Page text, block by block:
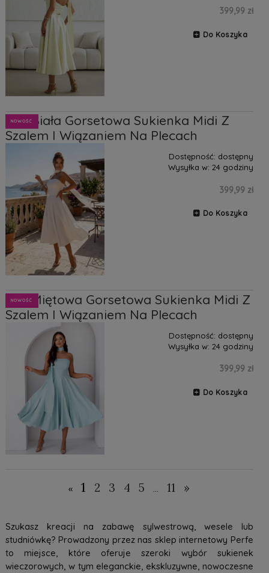
399,99 zł
Do Koszyka
Asti Biała Gorsetowa Sukienka Midi Z
Szalem I Wiązaniem Na Plecach
Dostępność: dostępny
Wysyłka w: 24 godziny
399,99 zł
Do Koszyka
NOWOŚĆ
Asti Miętowa Gorsetowa Sukienka Midi Z
Szalem I Wiązaniem Na Plecach
Dostępność: dostępny
Wysyłka w: 24 godziny
399,99 zł
Do Koszyka
NOWOŚĆ
« 1 2 3 4 5 ... 11 »
Szukasz kreacji na zabawę sylwestrową, wesele lub
studniówkę? Prowadzony przez nas sklep internetowy Perfe
to miejsce, które oferuje szeroki wybór sukienek
wieczorowych, w tym eleganckie, ekskluzywne, nowoczesne